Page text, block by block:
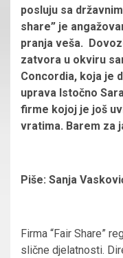
posluju sa
share” je
pranja veša.
zatvora u okviru
Concordia, koja je
uprava Istočno
firme kojoj je još
vratima. Barem za
Piše: Sanja
Firma “Fair Share”
slične djelatnosti.